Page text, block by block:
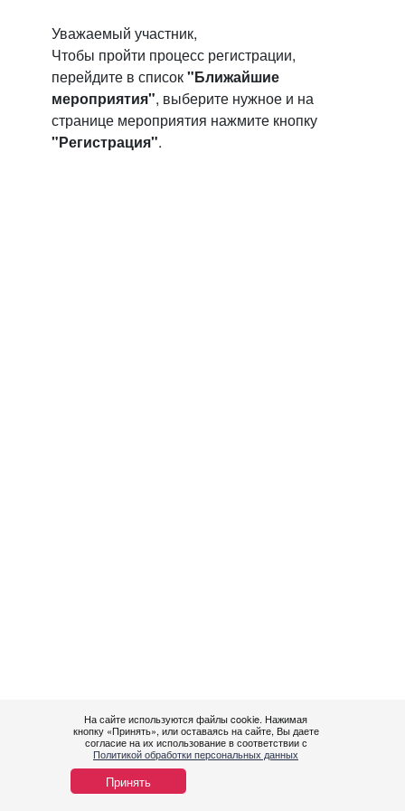
На сайте используются файлы cookie. Нажимая
кнопку «Принять», или оставаясь на сайте, Вы даете
согласие на их использование в соответствии с
Политикой обработки персональных данных
Принять
Уважаемый участник,
Чтобы пройти процесс регистрации,
перейдите в список"Ближайшие
мероприятия", выберите нужное и на
странице мероприятия нажмите кнопку
"Регистрация".